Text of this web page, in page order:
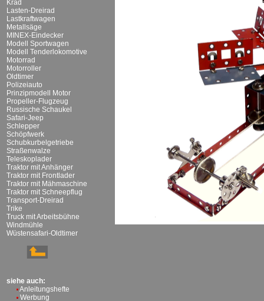
Krad
Lasten-Dreirad
Lastkraftwagen
Metallsäge
MINEX-Eindecker
Modell Sportwagen
Modell Tenderlokomotive
Motorrad
Motorroller
Oldtimer
Polizeiauto
Prinzipmodell Motor
Propeller-Flugzeug
Russische Schaukel
Safari-Jeep
Schlepper
Schöpfwerk
Schubkurbelgetriebe
Straßenwalze
Teleskoplader
Traktor mit Anhänger
Traktor mit Frontlader
Traktor mit Mähmaschine
Traktor mit Schneepflug
Transport-Dreirad
Trike
Truck mit Arbeitsbühne
Windmühle
Wüstensafari-Oldtimer
siehe auch:
Anleitungshefte
Werbung